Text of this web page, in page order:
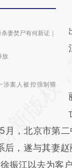
妻焚尸有何新证｜
放
涉案人被控强制猥
，北京市第
后，遂与其妻
振江以去为客